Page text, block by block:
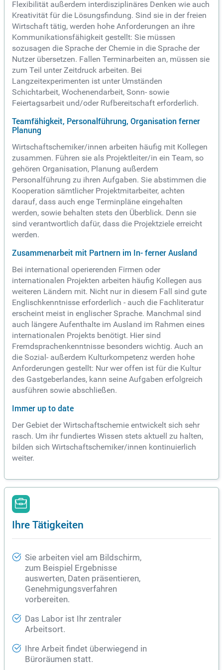
Flexibilität außerdem interdisziplinäres Denken wie auch
Kreativität für die Lösungsfindung. Sind sie in der freien
Wirtschaft tätig, werden hohe Anforderungen an ihre
Kommunikationsfähigkeit gestellt: Sie müssen
sozusagen die Sprache der Chemie in die Sprache der
Nutzer übersetzen. Fallen Terminarbeiten an, müssen sie
zum Teil unter Zeitdruck arbeiten. Bei
Langzeitexperimenten ist unter Umständen
Schichtarbeit, Wochenendarbeit, Sonn- sowie
Feiertagsarbeit und/oder Rufbereitschaft erforderlich.
Teamfähigkeit, Personalführung, Organisation ferner
Planung
Wirtschaftschemiker/innen arbeiten häufig mit Kollegen
zusammen. Führen sie als Projektleiter/in ein Team, so
gehören Organisation, Planung außerdem
Personalführung zu ihren Aufgaben. Sie abstimmen die
Kooperation sämtlicher Projektmitarbeiter, achten
darauf, dass auch enge Terminpläne eingehalten
werden, sowie behalten stets den Überblick. Denn sie
sind verantwortlich dafür, dass die Projektziele erreicht
werden.
Zusammenarbeit mit Partnern im In- ferner Ausland
Bei international operierenden Firmen oder
internationalen Projekten arbeiten häufig Kollegen aus
weiteren Ländern mit. Nicht nur in diesem Fall sind gute
Englischkenntnisse erforderlich - auch die Fachliteratur
erscheint meist in englischer Sprache. Manchmal sind
auch längere Aufenthalte im Ausland im Rahmen eines
internationalen Projekts benötigt. Hier sind
Fremdsprachenkenntnisse besonders wichtig. Auch an
die Sozial- außerdem Kulturkompetenz werden hohe
Anforderungen gestellt: Nur wer offen ist für die Kultur
des Gastgeberlandes, kann seine Aufgaben erfolgreich
ausführen sowie abschließen.
Immer up to date
Der Gebiet der Wirtschaftschemie entwickelt sich sehr
rasch. Um ihr fundiertes Wissen stets aktuell zu halten,
bilden sich Wirtschaftschemiker/innen kontinuierlich
weiter.
Ihre Tätigkeiten
Sie arbeiten viel am Bildschirm,
zum Beispiel Ergebnisse
auswerten, Daten präsentieren,
Genehmigungsverfahren
vorbereiten.
Das Labor ist Ihr zentraler
Arbeitsort.
Ihre Arbeit findet überwiegend in
Büroräumen statt.